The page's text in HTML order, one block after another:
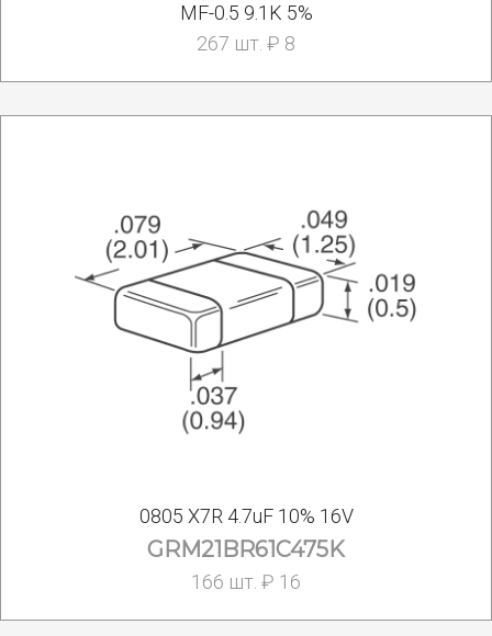
MF-0.5 9.1K 5%
267 шт. ₽ 8
0805 X7R 4.7uF 10% 16V
GRM21BR61C475K
166 шт. ₽ 16